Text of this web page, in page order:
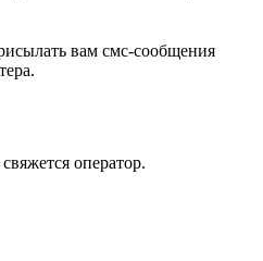
вам смс-сообщения
оператор.